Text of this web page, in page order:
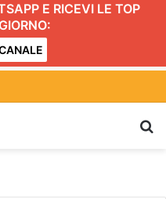
E RICEVI LE TOP
ad Alba Adriatica